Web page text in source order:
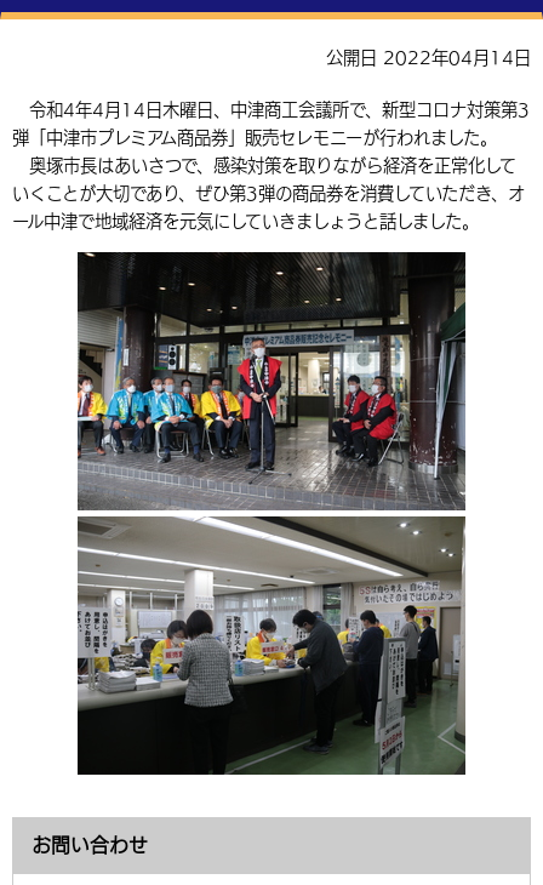
英語（English） 中国語（簡体字）
中国語（繁体字） 韓国語（한국어）
組織案内
届出・登録・証明 保険・年金
健康・予防
税金 住宅・インフラ
環境・衛生 生涯学習・スポーツ・人権
選挙 外国人の方向け情報
事業者の方へ
産業・雇用
農林水産業 税金
都市整備
施設情報 子どもを預ける
手当・助成 健康・医療
相談・支援・情報 計画・施策
観光・移住
観光なび スポットを探す
遊ぶ・体験する グルメ・食べる
買う・おみやげ 四季のイベント・祭り
移住・定住
市政情報
中津市について 市役所の紹介
地方創生・地域活性化 広報・広聴
行政・計画
公開日 2022年04月14日
令和4年4月14日木曜日、中津商工会議所で、新型コロナ対策第3
弾「中津市プレミアム商品券」販売セレモニーが行われました。
奥塚市長はあいさつで、感染対策を取りながら経済を正常化して
いくことが大切であり、ぜひ第3弾の商品券を消費していただき、オ
ール中津で地域経済を元気にしていきましょうと話しました。
お問い合わせ